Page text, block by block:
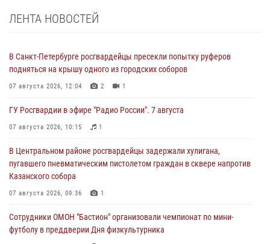
ЛЕНТА НОВОСТЕЙ
В Санкт-Петербурге росгвардейцы пресекли попытку руферов
подняться на крышу одного из городских соборов
07 августа 2026, 12:04 2 1
ГУ Росгвардии в эфире "Радио России". 7 августа
07 августа 2026, 10:15 1
В Центральном районе росгвардейцы задержали хулигана,
пугавшего пневматическим пистолетом граждан в сквере напротив
Казанского собора
07 августа 2026, 09:36 1
Сотрудники ОМОН "Бастион" организовали чемпионат по мини-
футболу в преддверии Дня физкультурника